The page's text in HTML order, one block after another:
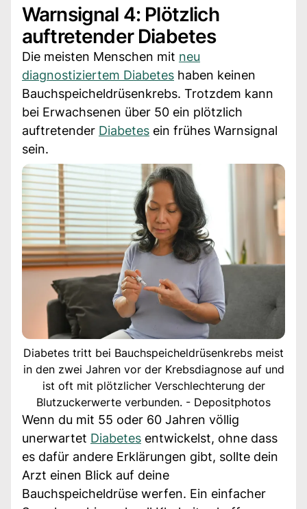
Warnsignal 4: Plötzlich
auftretender Diabetes
Die meisten Menschen mit neu
diagnostiziertem Diabetes haben keinen
Bauchspeicheldrüsenkrebs. Trotzdem kann
bei Erwachsenen über 50 ein plötzlich
auftretender Diabetes ein frühes Warnsignal
sein.
Diabetes tritt bei Bauchspeicheldrüsenkrebs meist
in den zwei Jahren vor der Krebsdiagnose auf und
ist oft mit plötzlicher Verschlechterung der
Blutzuckerwerte verbunden. - Depositphotos
Wenn du mit 55 oder 60 Jahren völlig
unerwartet Diabetes entwickelst, ohne dass
es dafür andere Erklärungen gibt, sollte dein
Arzt einen Blick auf deine
Bauchspeicheldrüse werfen. Ein einfacher